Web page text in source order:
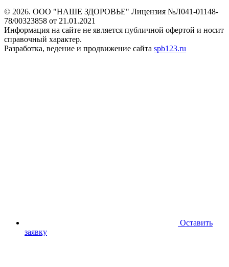
© 2026. ООО "НАШЕ ЗДОРОВЬЕ" Лицензия №Л041-01148-
78/00323858 от 21.01.2021
Информация на сайте не является публичной офертой и носит
справочный характер.
Разработка, ведение и продвижение сайта spb123.ru
Оставить
заявку